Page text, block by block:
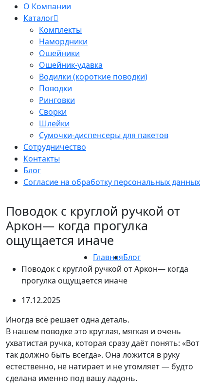
О Компании
Каталог
Комплекты
Намордники
Ошейники
Ошейник-удавка
Водилки (короткие поводки)
Поводки
Ринговки
Сворки
Шлейки
Сумочки-диспенсеры для пакетов
Сотрудничество
Контакты
Блог
Согласие на обработку персональных данных
Поводок с круглой ручкой от
Аркон— когда прогулка
ощущается иначе
ГлавнаяБлог
Поводок с круглой ручкой от Аркон— когда
прогулка ощущается иначе
17.12.2025
Иногда всё решает одна деталь.
В нашем поводке это круглая, мягкая и очень
ухватистая ручка, которая сразу даёт понять: «Вот
так должно быть всегда». Она ложится в руку
естественно, не натирает и не утомляет — будто
сделана именно под вашу ладонь.